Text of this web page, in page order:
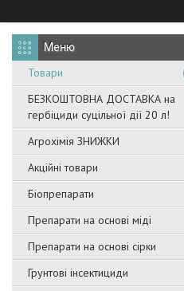
Товари
БЕЗКОШТОВНА ДОСТАВКА на
гербіциди суцільної дії 20 л!
Агрохімія ЗНИЖКИ
Акційні товари
Біопрепарати
Препарати на основі міді
Препарати на основі сірки
Грунтові інсектициди